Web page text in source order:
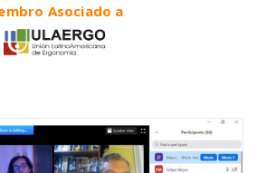
Asociado a